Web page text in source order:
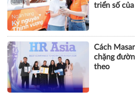
triển số
Cách
chặng
theo